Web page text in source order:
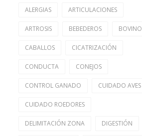
ALERGIAS ARTICULACIONES
ARTROSIS BEBEDEROS BOVINO
CABALLOS CICATRIZACIÓN
CONDUCTA CONEJOS
CONTROL GANADO CUIDADO AVES
CUIDADO ROEDORES
DELIMITACIÓN ZONA DIGESTIÓN